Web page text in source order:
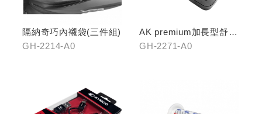
隔納奇巧內襯袋(三件組)
GH-2214-A0
AK premium加長型舒適
踏桿
GH-2271-A0